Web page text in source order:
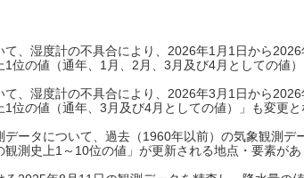
、湿度計の不具合により、2026年1月1日から
位の値（通年、1月、2月、3月及び4月としての値
、湿度計の不具合により、2026年3月1日から
位の値（通年、3月及び4月としての値）」も変更
ータについて、過去（1960年以前）の気象観測
測史上1～10位の値」が更新される地点・要素が